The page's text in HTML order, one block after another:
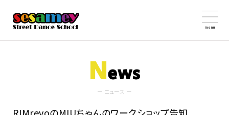
menu
News
ー ニュース ー